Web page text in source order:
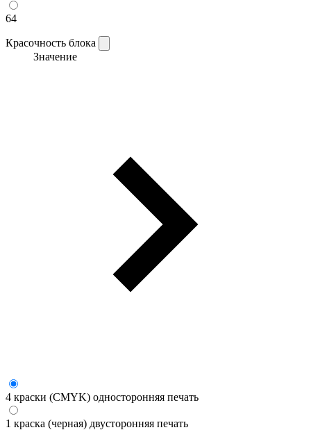
64
Красочность блока
Значение
4 краски (CMYK) односторонняя печать
1 краска (черная) двусторонняя печать